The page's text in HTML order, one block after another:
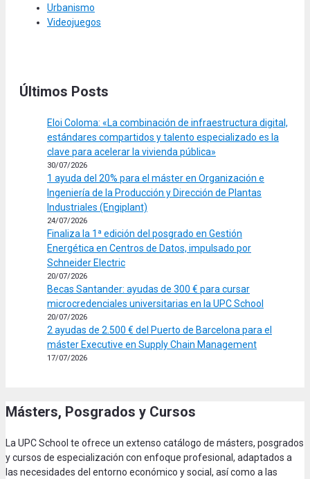
Urbanismo
Videojuegos
Últimos Posts
Eloi Coloma: «La combinación de infraestructura digital,
estándares compartidos y talento especializado es la
clave para acelerar la vivienda pública»
30/07/2026
1 ayuda del 20% para el máster en Organización e
Ingeniería de la Producción y Dirección de Plantas
Industriales (Engiplant)
24/07/2026
Finaliza la 1ª edición del posgrado en Gestión
Energética en Centros de Datos, impulsado por
Schneider Electric
20/07/2026
Becas Santander: ayudas de 300 € para cursar
microcredenciales universitarias en la UPC School
20/07/2026
2 ayudas de 2.500 € del Puerto de Barcelona para el
máster Executive en Supply Chain Management
17/07/2026
Másters, Posgrados y Cursos
La UPC School te ofrece un extenso catálogo de másters, posgrados
y cursos de especialización con enfoque profesional, adaptados a
las necesidades del entorno económico y social, así como a las